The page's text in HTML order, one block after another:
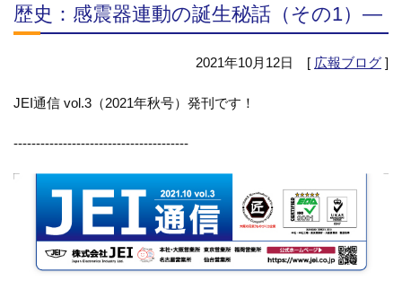
歴史：感震器連動の誕生秘話（その1）―
2021年10月12日 [ 広報ブログ ]
JEI通信 vol.3（2021年秋号）発刊です！
---------------------------------------